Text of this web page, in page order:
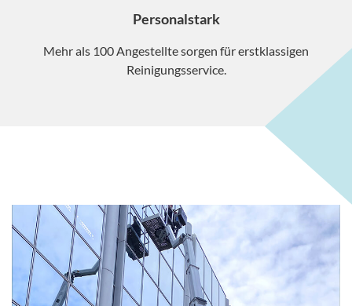
Personalstark
Mehr als 100 Angestellte sorgen für erstklassigen
Reinigungsservice.